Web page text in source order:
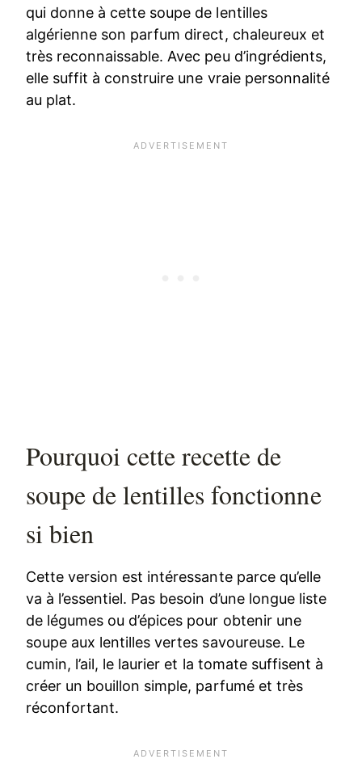
qui donne à cette soupe de lentilles
algérienne son parfum direct, chaleureux et
très reconnaissable. Avec peu d’ingrédients,
elle suffit à construire une vraie personnalité
au plat.
Pourquoi cette recette de
soupe de lentilles fonctionne
si bien
Cette version est intéressante parce qu’elle
va à l’essentiel. Pas besoin d’une longue liste
de légumes ou d’épices pour obtenir une
soupe aux lentilles vertes savoureuse. Le
cumin, l’ail, le laurier et la tomate suffisent à
créer un bouillon simple, parfumé et très
réconfortant.